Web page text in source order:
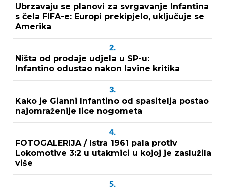
Ubrzavaju se planovi za svrgavanje Infantina
s čela FIFA-e: Europi prekipjelo, uključuje se
Amerika
2.
Ništa od prodaje udjela u SP-u:
Infantino odustao nakon lavine kritika
3.
Kako je Gianni Infantino od spasitelja postao
najomraženije lice nogometa
4.
FOTOGALERIJA / Istra 1961 pala protiv
Lokomotive 3:2 u utakmici u kojoj je zaslužila
više
5.